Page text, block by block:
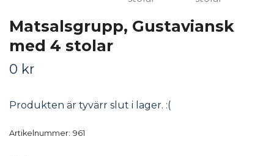
Matsalsgrupp, Gustaviansk
med 4 stolar
0 kr
Produkten är tyvärr slut i lager. :(
Artikelnummer: 961